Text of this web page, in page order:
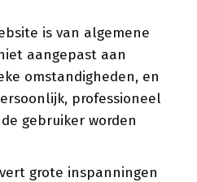
is van algemene
aangepast aan
omstandigheden, en
professioneel
gebruiker worden
grote inspanningen